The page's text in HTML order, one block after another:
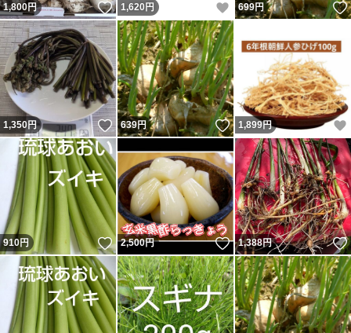
1,800円 いいね！
1,620 円 いいね！
699円
1,350円 いいね！
639円 いいね！
1,899円
910円 いいね！
2,500円 いいね！
1,388円